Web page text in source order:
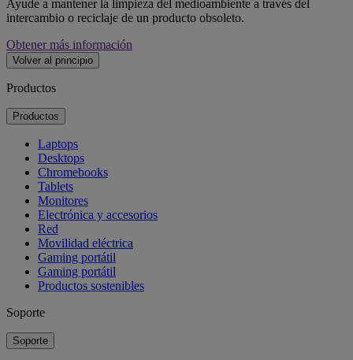
Ayude a mantener la limpieza del medioambiente a través del
intercambio o reciclaje de un producto obsoleto.
Obtener más información
Volver al principio
Productos
Productos
Laptops
Desktops
Chromebooks
Tablets
Monitores
Electrónica y accesorios
Red
Movilidad eléctrica
Gaming portátil
Gaming portátil
Productos sostenibles
Soporte
Soporte